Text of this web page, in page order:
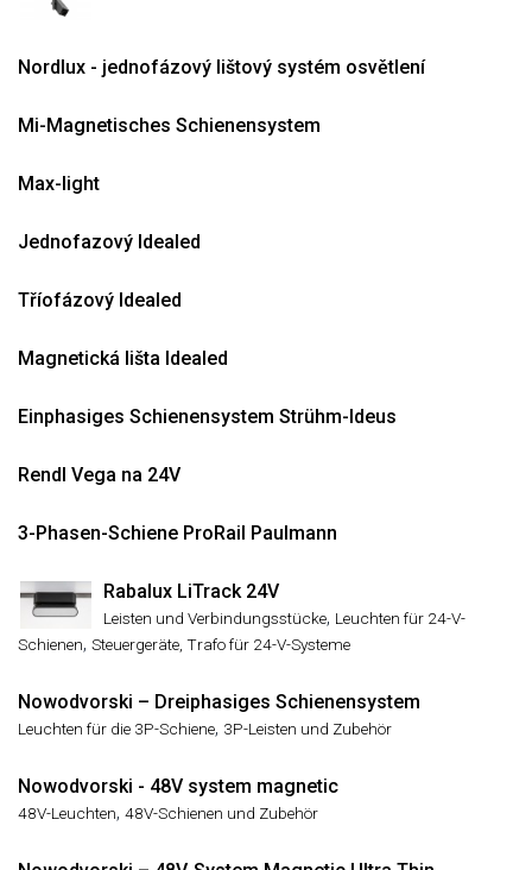
Nordlux - jednofázový lištový systém osvětlení
Mi-Magnetisches Schienensystem
Max-light
Jednofazový Idealed
Tříofázový Idealed
Magnetická lišta Idealed
Einphasiges Schienensystem Strühm-Ideus
Rendl Vega na 24V
3-Phasen-Schiene ProRail Paulmann
Rabalux LiTrack 24V
Leisten und Verbindungsstücke, Leuchten für 24-V-
Schienen, Steuergeräte, Trafo für 24-V-Systeme
Nowodvorski – Dreiphasiges Schienensystem
Leuchten für die 3P-Schiene, 3P-Leisten und Zubehör
Nowodvorski - 48V system magnetic
48V-Leuchten, 48V-Schienen und Zubehör